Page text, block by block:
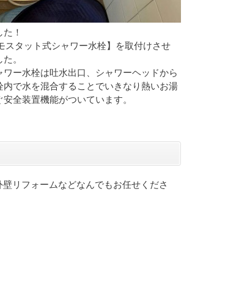
！
スタット式シャワー水栓】を取付けさせ
。
ワー水栓は吐水出口、シャワーヘッドから
内で水を混合することでいきなり熱いお湯
全装置機能がついています。
リフォームなどなんでもお任せくださ